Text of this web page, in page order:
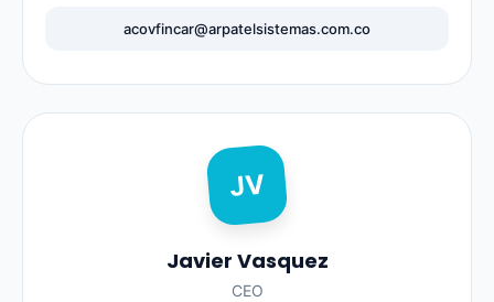
acovfincar@arpatelsistemas.com.co
JV
Javier Vasquez
CEO